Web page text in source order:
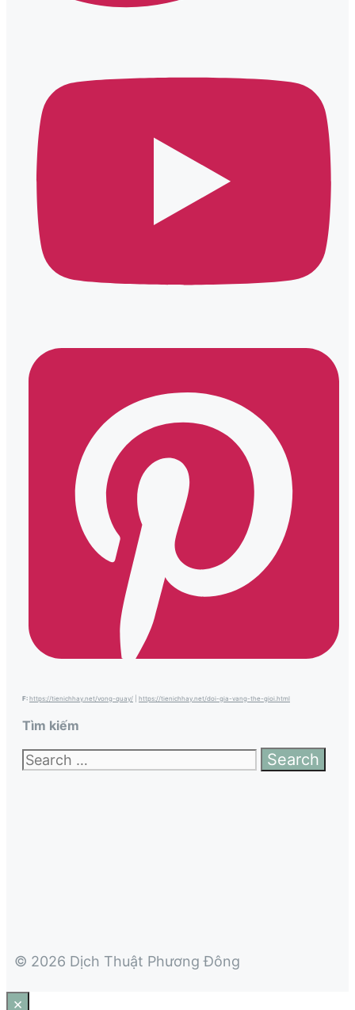
F: https://tienichhay.net/vong-quay/ https://tienichhay.net/doi-gia-vang-the-gioi.html
Tìm kiếm
Search
for:
© 2026 Dịch Thuật Phương Đông
×